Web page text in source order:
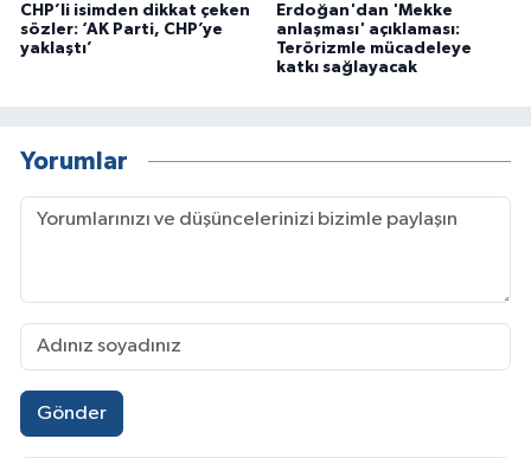
CHP’li isimden dikkat çeken
sözler: ‘AK Parti, CHP’ye
yaklaştı’
Erdoğan'dan 'Mekke
anlaşması' açıklaması:
Terörizmle mücadeleye
katkı sağlayacak
Yorumlar
Gönder